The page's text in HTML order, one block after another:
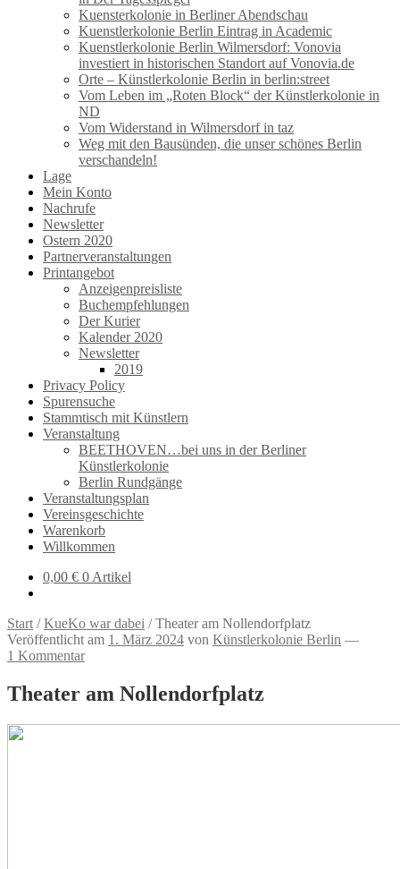
Kuensterkolonie in Berliner Abendschau
Kuenstlerkolonie Berlin Eintrag in Academic
Kuenstlerkolonie Berlin Wilmersdorf: Vonovia
investiert in historischen Standort auf Vonovia.de
Orte – Künstlerkolonie Berlin in berlin:street
Vom Leben im „Roten Block“ der Künstlerkolonie in
ND
Vom Widerstand in Wilmersdorf in taz
Weg mit den Bausünden, die unser schönes Berlin
verschandeln!
Lage
Mein Konto
Nachrufe
Newsletter
Ostern 2020
Partnerveranstaltungen
Printangebot
Anzeigenpreisliste
Buchempfehlungen
Der Kurier
Kalender 2020
Newsletter
2019
Privacy Policy
Spurensuche
Stammtisch mit Künstlern
Veranstaltung
BEETHOVEN…bei uns in der Berliner
Künstlerkolonie
Berlin Rundgänge
Veranstaltungsplan
Vereinsgeschichte
Warenkorb
Willkommen
0,00 € 0 Artikel
Start /KueKo war dabei /Theater am Nollendorfplatz
Veröffentlicht am 1. März 2024 von Künstlerkolonie Berlin —
1 Kommentar
Theater am Nollendorfplatz